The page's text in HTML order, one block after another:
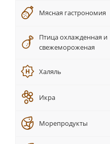
Мясная гастрономия
Птица охлажденная и
свежемороженая
Халяль
Икра
Морепродукты